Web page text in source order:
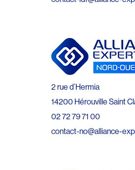
2 rue d’Hermia
14200 Hérouville Saint
02 72 79 71 00
contact-no@alliance-